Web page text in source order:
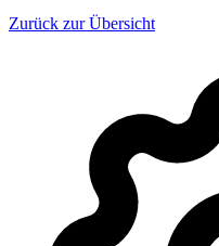
Zurück zur Übersicht